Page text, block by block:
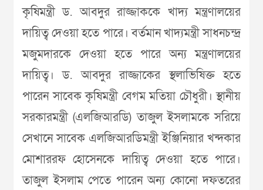
কৃষিমন্ত্রী ড. আবদুর রাজ্জাককে খাদ্য মন্ত্রণালয়ের
দায়িত্ব দেওয়া হতে পারে। বর্তমান খাদ্যমন্ত্রী সাধনচন্দ্র
মজুমদারকে দেওয়া হতে পারে অন্য মন্ত্রণালয়ের
দায়িত্ব। ড. আবদুর রাজ্জাকের স্থলাভিষিক্ত হতে
পারেন সাবেক কৃষিমন্ত্রী বেগম মতিয়া চৌধুরী। স্থানীয়
সরকারমন্ত্রী (এলজিআরডি) তাজুল ইসলামকে সরিয়ে
সেখানে সাবেক এলজিআরডিমন্ত্রী ইঞ্জিনিয়ার খন্দকার
মোশাররফ হোসেনকে দায়িত্ব দেওয়া হতে পারে।
তাজুল ইসলাম পেতে পারেন অন্য কোনো দফতরের